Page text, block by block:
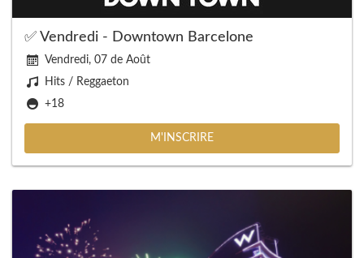
✅ Vendredi - Downtown Barcelone
Vendredi, 07 de Août
Hits / Reggaeton
+18
M'INSCRIRE